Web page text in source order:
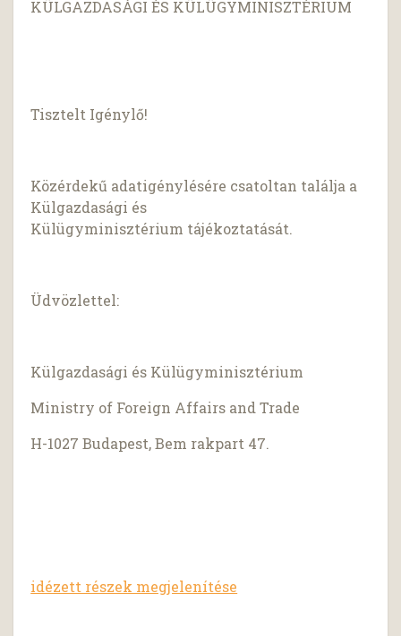
KÜLGAZDASÁGI ÉS KÜLÜGYMINISZTÉRIUM
Tisztelt Igénylő!
Közérdekű adatigénylésére csatoltan találja a
Külgazdasági és
Külügyminisztérium tájékoztatását.
Üdvözlettel:
Külgazdasági és Külügyminisztérium
Ministry of Foreign Affairs and Trade
H-1027 Budapest, Bem rakpart 47.
idézett részek megjelenítése